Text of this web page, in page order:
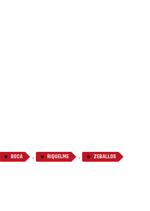
BOCA , RIQUELME , ZEBALLOS